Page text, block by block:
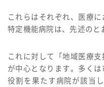
これらはそれぞれ、医療
特定機能病院は、先述のと
これに対して「地域医療
が中心となります。多く
役割を果たす病院が該当